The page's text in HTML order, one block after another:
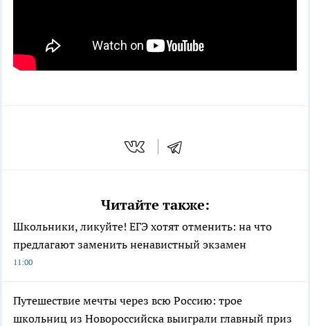
Читайте также:
Школьники, ликуйте! ЕГЭ хотят отменить: на что
предлагают заменить ненавистный экзамен
11:00
Путешествие мечты через всю Россию: трое
школьниц из Новороссийска выиграли главный приз